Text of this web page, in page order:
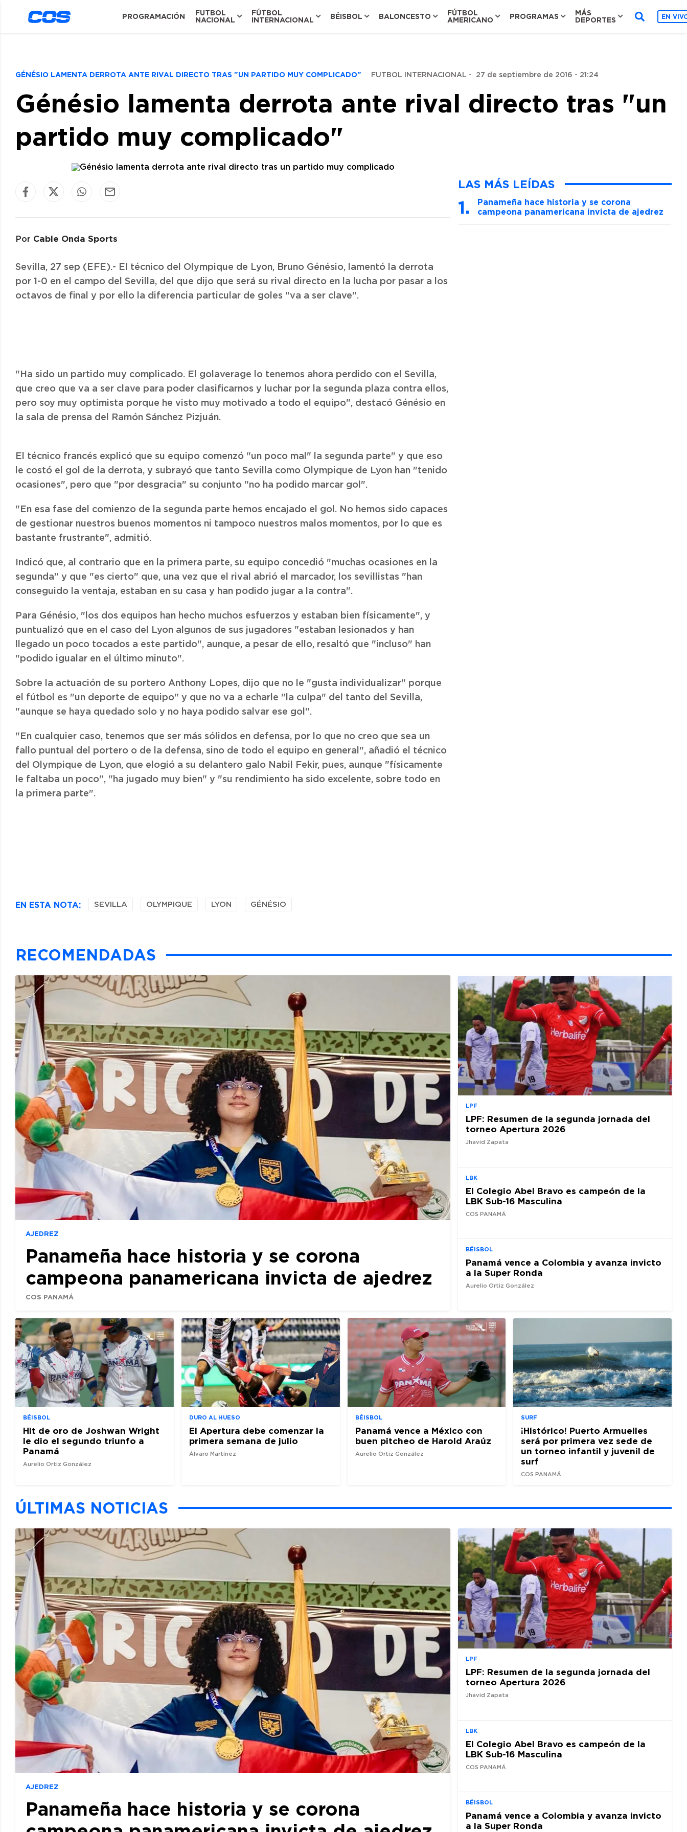
PROGRAMACIÓN
FUTBOL
NACIONAL
FÚTBOL
INTERNACIONAL
BÉISBOL BALONCESTO
FÚTBOL
AMERICANO
PROGRAMAS
MÁS
DEPORTES
EN
GÉNÉSIO LAMENTA DERROTA ANTE RIVAL DIRECTO TRAS "UN PARTIDO MUY COMPLICADO" FUTBOL INTERNACIONAL - 27 de septiembre de 2016 - 21:24
Génésio lamenta derrota ante rival directo tras "un
partido muy complicado"
Por Cable Onda Sports
Sevilla, 27 sep (EFE).- El técnico del Olympique de Lyon, Bruno Génésio, lamentó la derrota
por 1-0 en el campo del Sevilla, del que dijo que será su rival directo en la lucha por pasar a los
octavos de final y por ello la diferencia particular de goles "va a ser clave".
"Ha sido un partido muy complicado. El golaverage lo tenemos ahora perdido con el Sevilla,
que creo que va a ser clave para poder clasificarnos y luchar por la segunda plaza contra ellos,
pero soy muy optimista porque he visto muy motivado a todo el equipo", destacó Génésio en
la sala de prensa del Ramón Sánchez Pizjuán.
El técnico francés explicó que su equipo comenzó "un poco mal" la segunda parte" y que eso
le costó el gol de la derrota, y subrayó que tanto Sevilla como Olympique de Lyon han "tenido
ocasiones", pero que "por desgracia" su conjunto "no ha podido marcar gol".
"En esa fase del comienzo de la segunda parte hemos encajado el gol. No hemos sido capaces
de gestionar nuestros buenos momentos ni tampoco nuestros malos momentos, por lo que es
bastante frustrante", admitió.
Indicó que, al contrario que en la primera parte, su equipo concedió "muchas ocasiones en la
segunda" y que "es cierto" que, una vez que el rival abrió el marcador, los sevillistas "han
conseguido la ventaja, estaban en su casa y han podido jugar a la contra".
Para Génésio, "los dos equipos han hecho muchos esfuerzos y estaban bien físicamente", y
puntualizó que en el caso del Lyon algunos de sus jugadores "estaban lesionados y han
llegado un poco tocados a este partido", aunque, a pesar de ello, resaltó que "incluso" han
"podido igualar en el último minuto".
Sobre la actuación de su portero Anthony Lopes, dijo que no le "gusta individualizar" porque
el fútbol es "un deporte de equipo" y que no va a echarle "la culpa" del tanto del Sevilla,
"aunque se haya quedado solo y no haya podido salvar ese gol".
"En cualquier caso, tenemos que ser más sólidos en defensa, por lo que no creo que sea un
fallo puntual del portero o de la defensa, sino de todo el equipo en general", añadió el técnico
del Olympique de Lyon, que elogió a su delantero galo Nabil Fekir, pues, aunque "físicamente
le faltaba un poco", "ha jugado muy bien" y "su rendimiento ha sido excelente, sobre todo en
la primera parte".
EN ESTA NOTA: SEVILLA OLYMPIQUE LYON GÉNÉSIO
LAS MÁS LEÍDAS
Panameña hace historia y se corona
campeona panamericana invicta de ajedrez
RECOMENDADAS
AJEDREZ
Panameña hace historia y se corona
campeona panamericana invicta de ajedrez
COS PANAMÁ
LPF
LPF: Resumen de la segunda jornada del
torneo Apertura 2026
Jhavid Zapata
LBK
El Colegio Abel Bravo es campeón de la
LBK Sub-16 Masculina
COS PANAMÁ
BÉISBOL
Panamá vence a Colombia y avanza invicto
a la Super Ronda
Aurelio Ortiz González
BÉISBOL
Hit de oro de Joshwan Wright
le dio el segundo triunfo a
Panamá
Aurelio Ortiz González
DURO AL HUESO
El Apertura debe comenzar la
primera semana de julio
Álvaro Martínez
BÉISBOL
Panamá vence a México con
buen pitcheo de Harold Araúz
Aurelio Ortiz González
SURF
¡Histórico! Puerto Armuelles
será por primera vez sede de
un torneo infantil y juvenil de
surf
COS PANAMÁ
ÚLTIMAS NOTICIAS
AJEDREZ
Panameña hace historia y se corona
LPF
LPF: Resumen de la segunda jornada del
torneo Apertura 2026
Jhavid Zapata
LBK
El Colegio Abel Bravo es campeón de la
LBK Sub-16 Masculina
COS PANAMÁ
BÉISBOL
Panamá vence a Colombia y avanza invicto
a la Super Ronda